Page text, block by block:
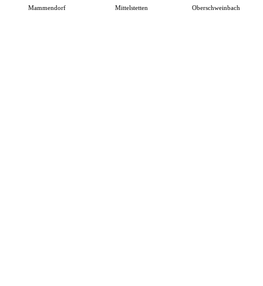
Mammendorf Mittelstetten Oberschweinbach